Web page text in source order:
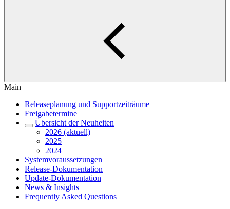
Main
Releaseplanung und Supportzeiträume
Freigabetermine
Übersicht der Neuheiten
2026 (aktuell)
2025
2024
Systemvoraussetzungen
Release-Dokumentation
Update-Dokumentation
News & Insights
Frequently Asked Questions